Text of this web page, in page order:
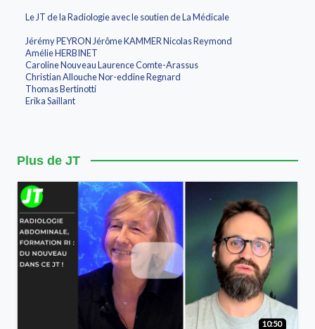
Le JT de la Radiologie avec le soutien de La Médicale
Jérémy PEYRON Jérôme KAMMER Nicolas Reymond
Amélie HERBINET
Caroline Nouveau Laurence Comte-Arassus
Christian Allouche Nor-eddine Regnard
Thomas Bertinotti
Erika Saillant
Plus de JT
10:50